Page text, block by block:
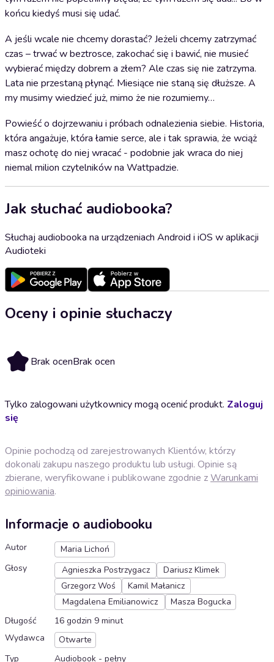
końcu kiedyś musi się udać.
A jeśli wcale nie chcemy dorastać? Jeżeli chcemy zatrzymać
czas – trwać w beztrosce, zakochać się i bawić, nie musieć
wybierać między dobrem a złem? Ale czas się nie zatrzyma.
Lata nie przestaną płynąć. Miesiące nie staną się dłuższe. A
my musimy wiedzieć już, mimo że nie rozumiemy…
Powieść o dojrzewaniu i próbach odnalezienia siebie. Historia,
która angażuje, która łamie serce, ale i tak sprawia, że wciąż
masz ochotę do niej wracać - podobnie jak wraca do niej
niemal milion czytelników na Wattpadzie.
Jak słuchać audiobooka?
Słuchaj audiobooka na urządzeniach Android i iOS w aplikacji
Audioteki
Oceny i opinie słuchaczy
Brak ocenBrak ocen
Tylko zalogowani użytkownicy mogą ocenić produkt. Zaloguj
się
Opinie pochodzą od zarejestrowanych Klientów, którzy
dokonali zakupu naszego produktu lub usługi. Opinie są
zbierane, weryfikowane i publikowane zgodnie zWarunkami
opiniowania.
Informacje o audiobooku
Autor
Maria Lichoń
Głosy
Agnieszka Postrzygacz
Dariusz Klimek
Grzegorz Woś
Kamil Małanicz
Magdalena Emilianowicz
Masza Bogucka
Długość
16 godzin 9 minut
Wydawca
Otwarte
Typ
Audiobook - pełny